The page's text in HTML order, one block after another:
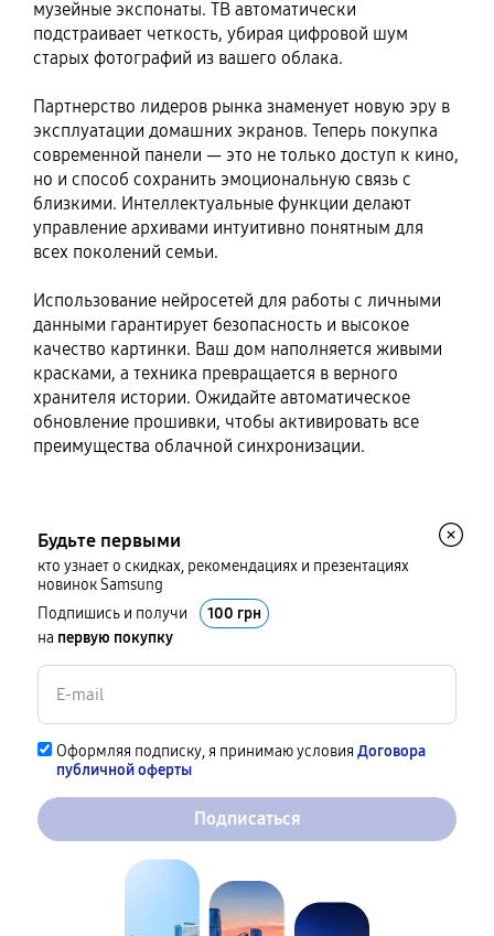
музейные экспонаты. ТВ автоматически
подстраивает четкость, убирая цифровой шум
старых фотографий из вашего облака.
Партнерство лидеров рынка знаменует новую эру в
эксплуатации домашних экранов. Теперь покупка
современной панели — это не только доступ к кино,
но и способ сохранить эмоциональную связь с
близкими. Интеллектуальные функции делают
управление архивами интуитивно понятным для
всех поколений семьи.
Использование нейросетей для работы с личными
данными гарантирует безопасность и высокое
качество картинки. Ваш дом наполняется живыми
красками, а техника превращается в верного
хранителя истории. Ожидайте автоматическое
обновление прошивки, чтобы активировать все
преимущества облачной синхронизации.
Будьте первыми
кто узнает о скидках, рекомендациях и презентациях
новинок Samsung
Подпишись и получи
100 грн
на первую покупку
Оформляя подписку, я принимаю условия Договора
публичной оферты
Подписаться